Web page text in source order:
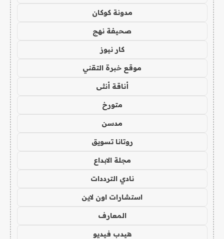
مدونة كوكان
صحيفة نهج
كار نيوز
موقع خبرة التقني
أناقة أنثى
متورخ
مدسن
روتانا تسويق
مجلة الابداع
نادي الترددات
استشارات اون لاين
المعارف
هيدب فيديو